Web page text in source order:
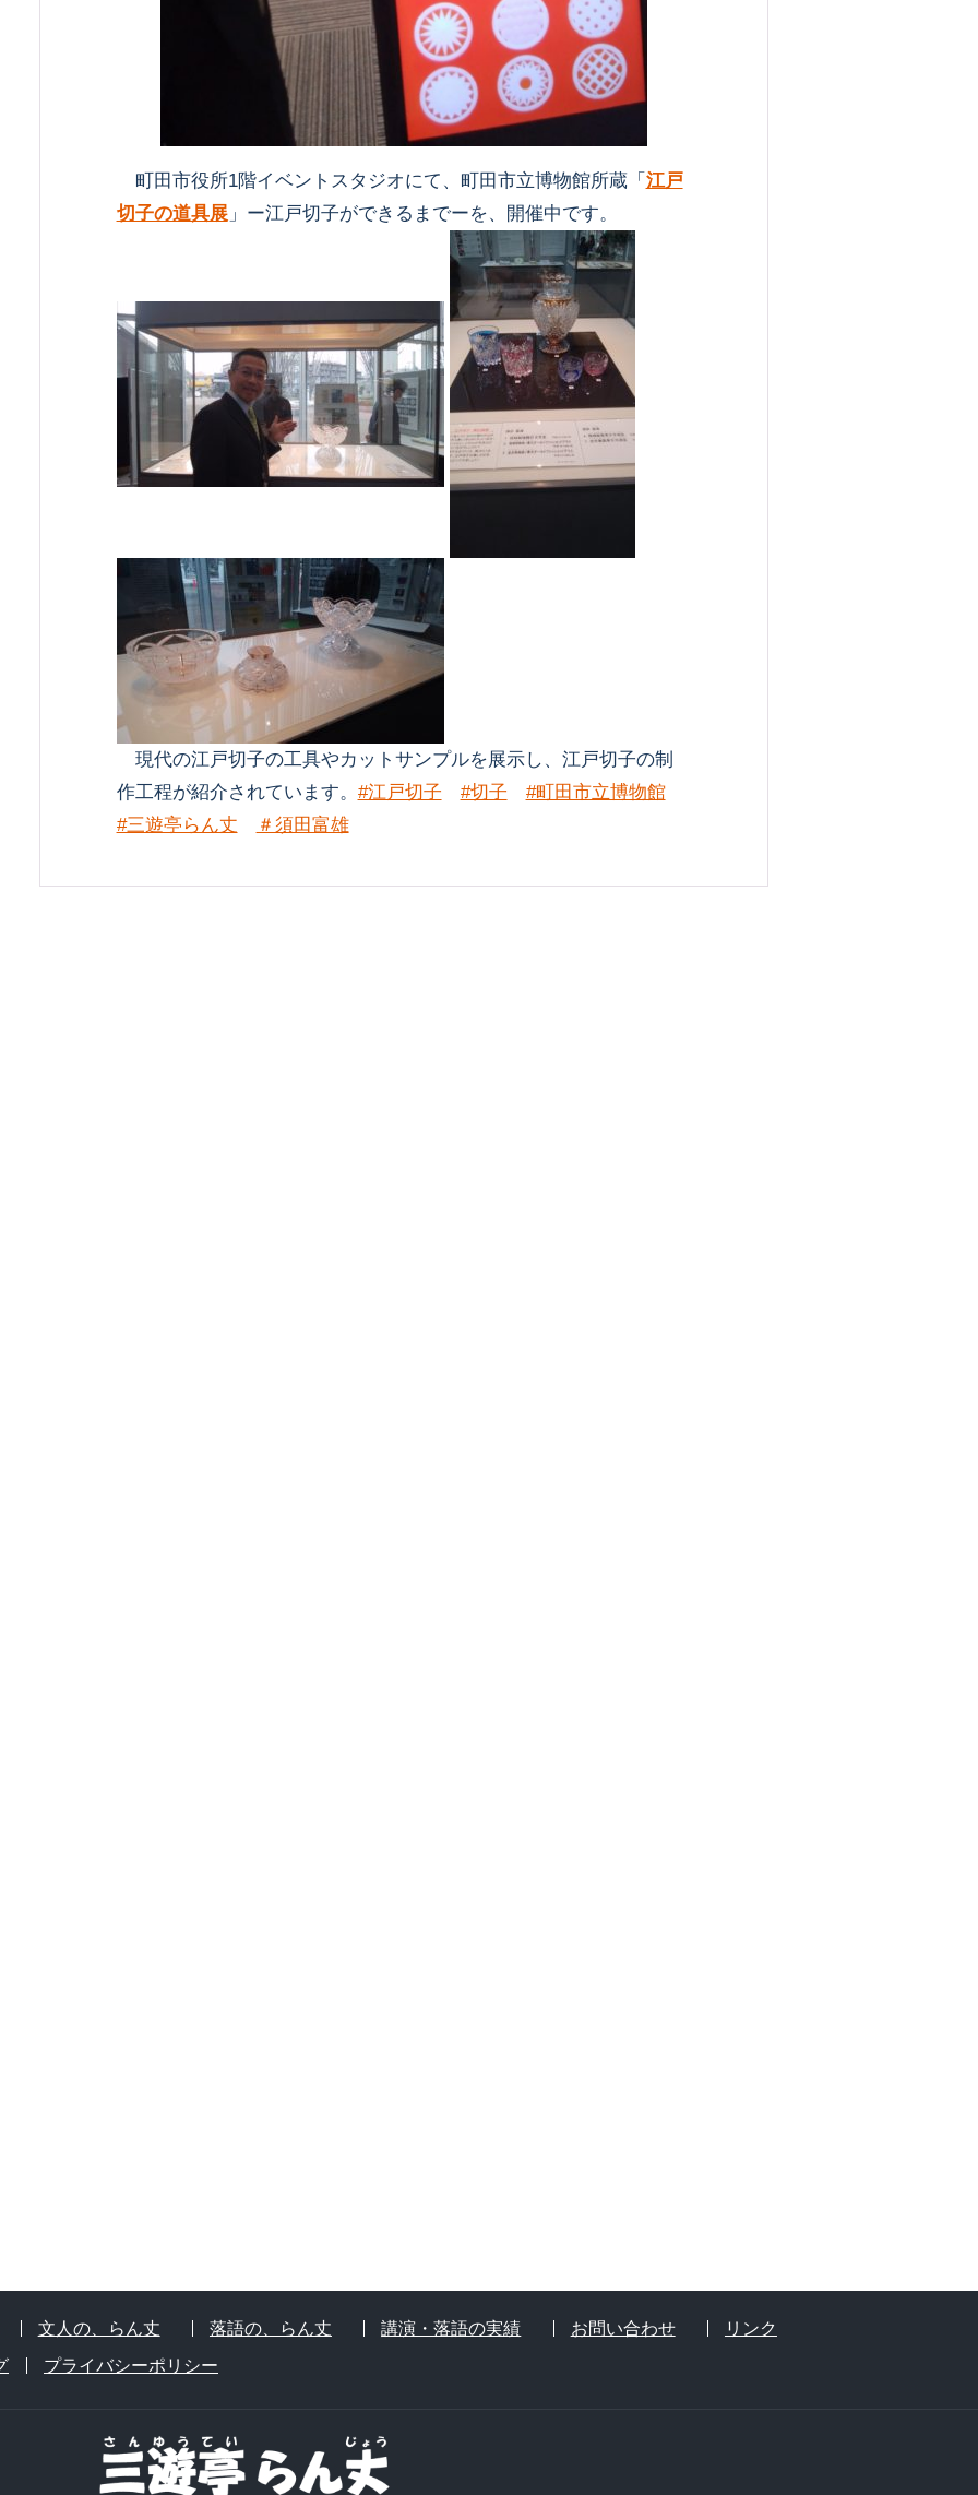
町田市役所1階イベントスタジオにて、町田市立博物館所蔵「 江戸
切子の道具展」ー江戸切子ができるまでーを、開催中です。
現代の江戸切子の工具やカットサンプルを展示し、江戸切子の制
作工程が紹介されています。 #江戸切子 #切子
#町田市立博物館
#三遊亭らん丈
＃須田富雄
文人の、らん丈 落語の、らん丈 講演・落語の実績 お問い合わせ
リンク
プライバシーポリシー